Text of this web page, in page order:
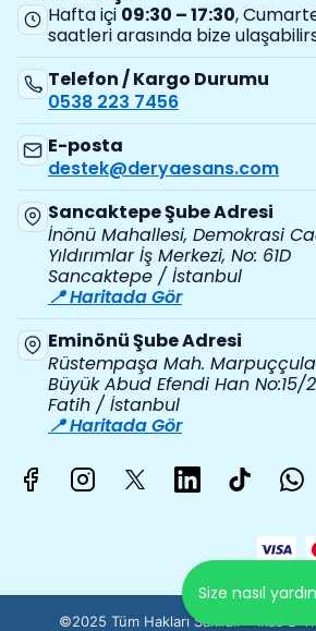
Hafta içi 09:30 – 17:30,
saatleri arasında bize
Telefon / Kargo Durumu
0538 223 7456
E-posta
destek@deryaesans.com
Sancaktepe Şube Adresi
İnönü Mahallesi, Demokrasi
Yıldırımlar İş Merkezi, No: 61D
Sancaktepe / İstanbul
📍 Haritada Gör
Eminönü Şube Adresi
Rüstempaşa Mah.
Büyük Abud Efendi Han No:15/
Fatih / İstanbul
📍 Haritada Gör
©2025 Tüm Hakları Saklıdır - ikas E-
Size nasıl